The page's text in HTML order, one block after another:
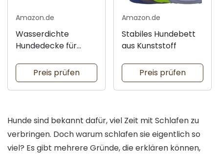
Amazon.de
Wasserdichte
Hundedecke für
Preis prüfen
Amazon.de
Stabiles Hundebett
aus Kunststoff
Preis prüfen
Hunde sind bekannt dafür, viel Zeit mit Schlafen zu
verbringen. Doch warum schlafen sie eigentlich so
viel? Es gibt mehrere Gründe, die erklären können,